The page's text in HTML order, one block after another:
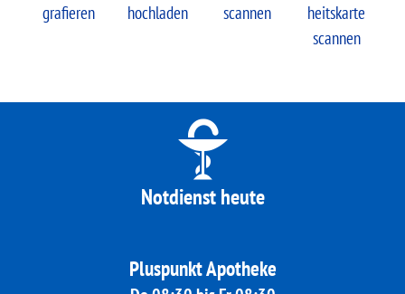
grafieren
hochladen
scannen
heits­karte
scannen
Notdienst heute
Pluspunkt Apotheke